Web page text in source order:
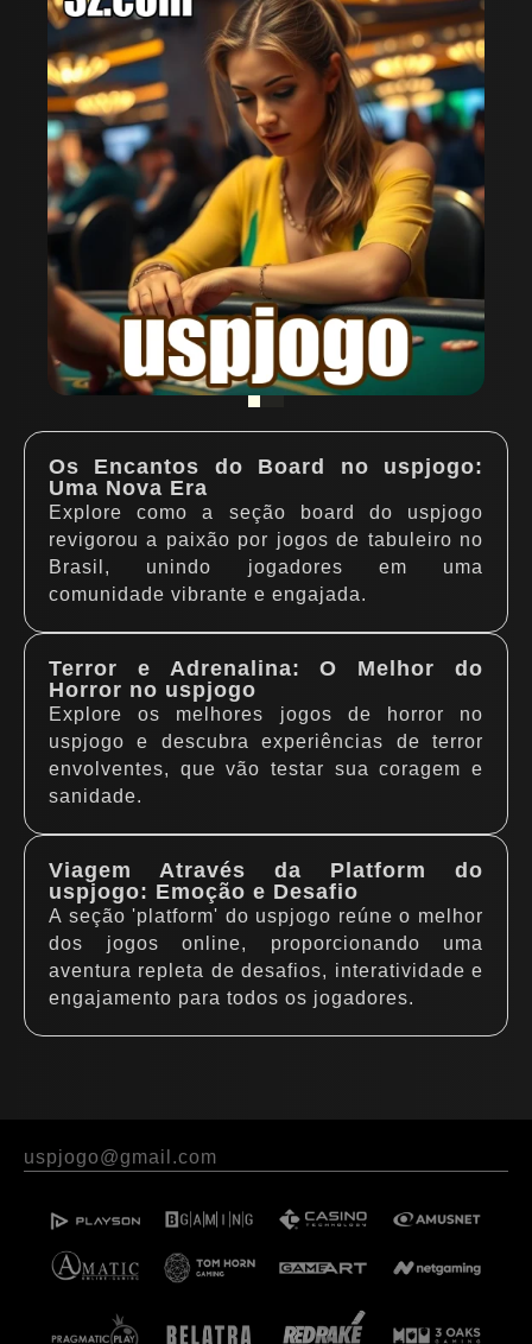
Os Encantos do Board no uspjogo:
Uma Nova Era
Explore como a seção board do uspjogo
revigorou a paixão por jogos de tabuleiro no
Brasil, unindo jogadores em uma
comunidade vibrante e engajada.
Terror e Adrenalina: O Melhor do
Horror no uspjogo
Explore os melhores jogos de horror no
uspjogo e descubra experiências de terror
envolventes, que vão testar sua coragem e
sanidade.
Viagem Através da Platform do
uspjogo: Emoção e Desafio
A seção 'platform' do uspjogo reúne o melhor
dos jogos online, proporcionando uma
aventura repleta de desafios, interatividade e
engajamento para todos os jogadores.
uspjogo@gmail.com